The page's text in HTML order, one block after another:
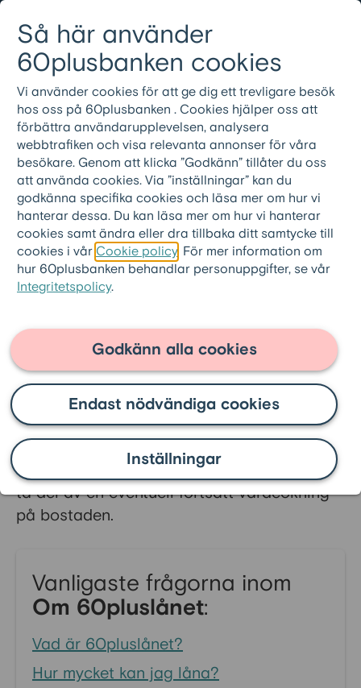
Så här använder
60plusbanken cookies
Vi använder cookies för att ge dig ett trevligare besök
hos oss på 60plusbanken . Cookies hjälper oss att
förbättra användarupplevelsen, analysera
webbtrafiken och visa relevanta annonser för våra
besökare. Genom att klicka ”Godkänn” tillåter du oss
att använda cookies. Via ”inställningar” kan du
godkänna specifika cookies och läsa mer om hur vi
hanterar dessa. Du kan läsa mer om hur vi hanterar
cookies samt ändra eller dra tillbaka ditt samtycke till
cookies i vår Cookie policy . För mer information om
hur 60plusbanken behandlar personuppgifter, se vår
Integritetspolicy.
Inställningar
Endast nödvändiga cookies
Godkänn alla cookies
Meny
08-501 01 200
Vanliga frågor och
svar
60plusbanken.se > Frågor och svar >
Om 60pluslånet
Kan banken ta bostaden?
Nej banken kan aldrig ta din bostad.
Äganderätten är en säkerhet för dig som
tecknar 60pluslånet, och den innebär att du
vid tecknande av ett 60pluslån fortsatt äger
100% av bostaden. Det innebär med andra
ord att det är du eller dina arvingar som får
ta del av en eventuell fortsatt värdeökning
på bostaden.
Vanligaste frågorna inom
Om 60pluslånet:
Vad är 60pluslånet?
Hur mycket kan jag låna?